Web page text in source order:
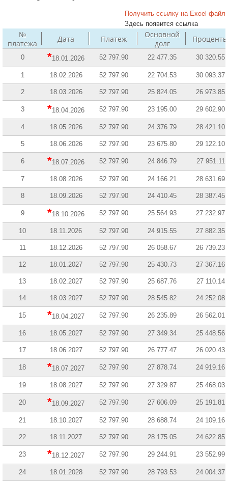
Получить ссылку на Excel-файл
Здесь появится ссылка
№
платежа
Дата Платеж
Основной
долг
Проценты
0 *18.01.2026 52 797.90 22 477.35 30 320.55
1 18.02.2026 52 797.90 22 704.53 30 093.37
2 18.03.2026 52 797.90 25 824.05 26 973.85
3 *18.04.2026 52 797.90 23 195.00 29 602.90
4 18.05.2026 52 797.90 24 376.79 28 421.10
5 18.06.2026 52 797.90 23 675.80 29 122.10
6 *18.07.2026 52 797.90 24 846.79 27 951.11
7 18.08.2026 52 797.90 24 166.21 28 631.69
8 18.09.2026 52 797.90 24 410.45 28 387.45
9 *18.10.2026 52 797.90 25 564.93 27 232.97
10 18.11.2026 52 797.90 24 915.55 27 882.35
11 18.12.2026 52 797.90 26 058.67 26 739.23
12 18.01.2027 52 797.90 25 430.73 27 367.16
13 18.02.2027 52 797.90 25 687.76 27 110.14
14 18.03.2027 52 797.90 28 545.82 24 252.08
15 *18.04.2027 52 797.90 26 235.89 26 562.01
16 18.05.2027 52 797.90 27 349.34 25 448.56
17 18.06.2027 52 797.90 26 777.47 26 020.43
18 *18.07.2027 52 797.90 27 878.74 24 919.16
19 18.08.2027 52 797.90 27 329.87 25 468.03
20 *18.09.2027 52 797.90 27 606.09 25 191.81
21 18.10.2027 52 797.90 28 688.74 24 109.16
22 18.11.2027 52 797.90 28 175.05 24 622.85
23 *18.12.2027 52 797.90 29 244.91 23 552.99
24 18.01.2028 52 797.90 28 793.53 24 004.37